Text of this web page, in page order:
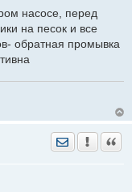
насосе, перед
на песок и все
обратная промывка
Отправить